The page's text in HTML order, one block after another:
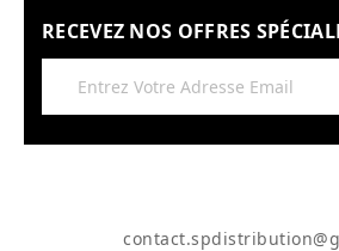
RECEVEZ NOS OFFRES